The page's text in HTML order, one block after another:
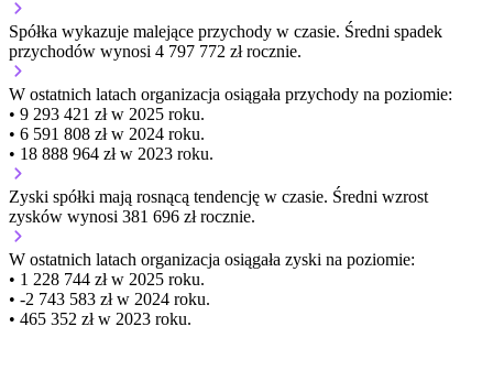
Spółka wykazuje malejące przychody w czasie. Średni spadek
przychodów wynosi 4 797 772 zł rocznie.
W ostatnich latach organizacja osiągała przychody na poziomie:
• 9 293 421 zł w 2025 roku.
• 6 591 808 zł w 2024 roku.
• 18 888 964 zł w 2023 roku.
Zyski spółki mają rosnącą tendencję w czasie. Średni wzrost
zysków wynosi 381 696 zł rocznie.
W ostatnich latach organizacja osiągała zyski na poziomie:
• 1 228 744 zł w 2025 roku.
• -2 743 583 zł w 2024 roku.
• 465 352 zł w 2023 roku.